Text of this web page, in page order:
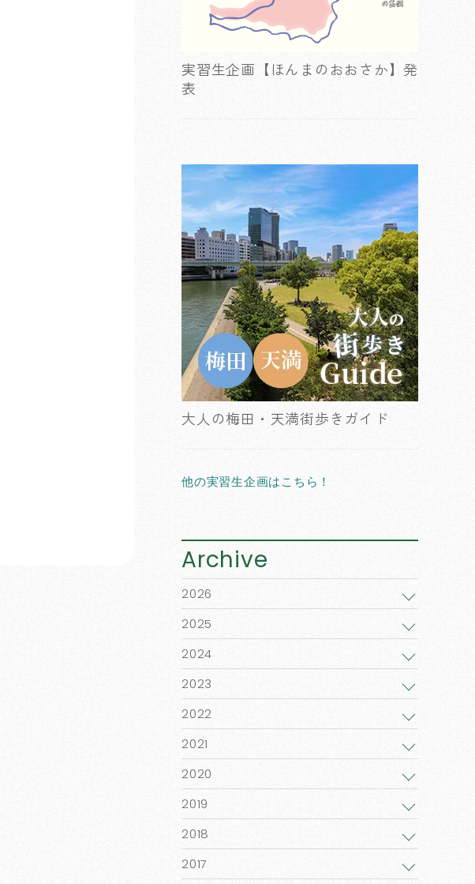
実習生企画【ほんまのおおさか】発
表
大人の梅田・天満街歩きガイド
他の実習生企画はこちら！
Archive
2026
2025
2024
2023
2022
2021
2020
2019
2018
2017